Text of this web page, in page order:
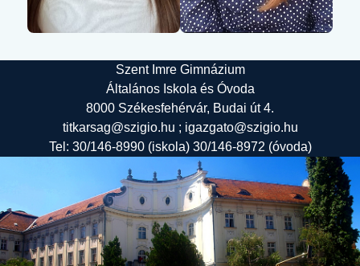
Szent Imre Gimnázium
Általános Iskola és Óvoda
8000 Székesfehérvár, Budai út 4.
titkarsag@szigio.hu ; igazgato@szigio.hu
Tel: 30/146-8990 (iskola) 30/146-8972 (óvoda)